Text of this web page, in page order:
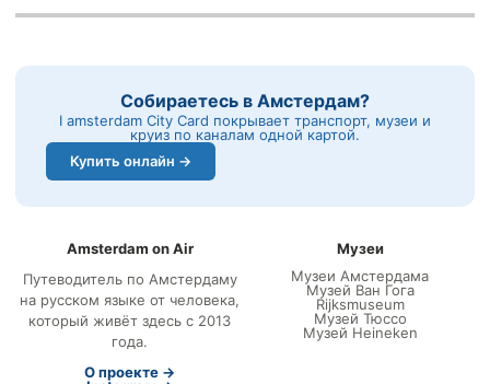
Собираетесь в Амстердам?
I amsterdam City Card покрывает транспорт, музеи и
круиз по каналам одной картой.
Купить онлайн →
Amsterdam on Air
Путеводитель по Амстердаму
на русском языке от человека,
который живёт здесь с 2013
года.
О проекте →
Музеи
Музеи Амстердама
Музей Ван Гога
Rijksmuseum
Музей Тюссо
Музей Heineken